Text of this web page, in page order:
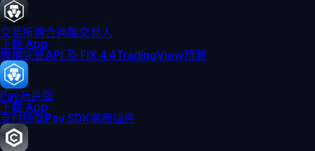
交易所適合進階交易人
下載 App
機構託管API 及 FIX 4.4TradingView預測
Pay商戶版
下載 App
支付終端Pay SDK電商插件